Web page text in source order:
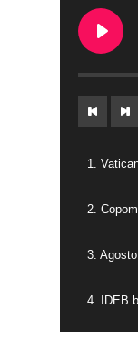
2.
4. IDEB